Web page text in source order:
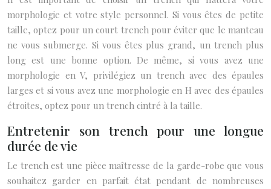
morphologie et votre style personnel. Si vous êtes de petite
taille, optez pour un court trench pour éviter que le manteau
ne vous submerge. Si vous êtes plus grand, un trench plus
long est une bonne option. De même, si vous avez une
morphologie en V, privilégiez un trench avec des épaules
larges et si vous avez une morphologie en H avec des épaules
étroites, optez pour un trench cintré à la taille.
Entretenir son trench pour une longue
durée de vie
Le trench est une pièce maîtresse de la garde-robe que vous
souhaitez garder en parfait état pendant de nombreuses